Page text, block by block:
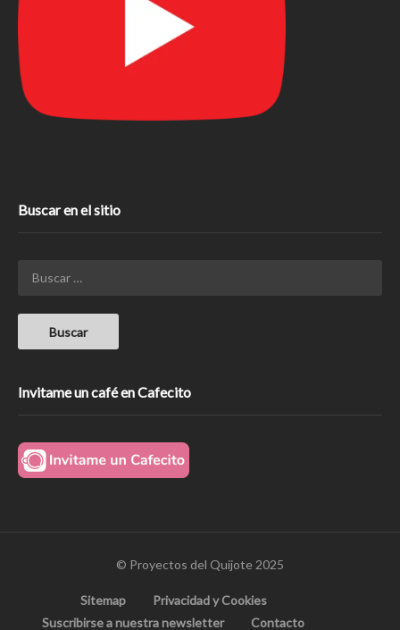
Buscar en el sitio
Invitame un café en Cafecito
© Proyectos del Quijote 2025
Sitemap
Privacidad y Cookies
Suscribirse a nuestra newsletter
Contacto